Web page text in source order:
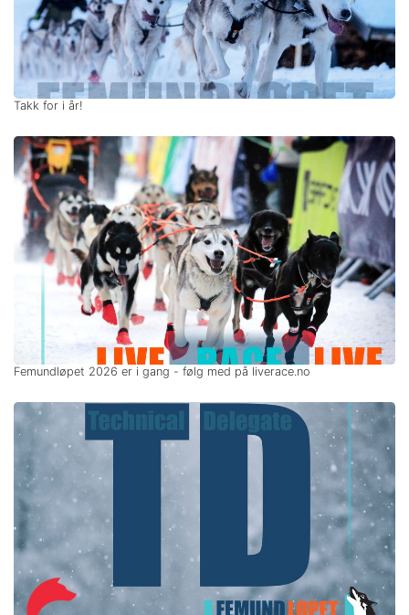
Takk for i år!
Femundløpet 2026 er i gang - følg med på liverace.no